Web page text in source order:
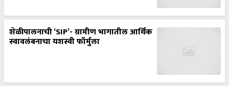
शेळीपालनाची ‘SIP’- ग्रामीण भागातील आर्थिक
स्वावलंबनाचा यशस्वी फॉर्मुला